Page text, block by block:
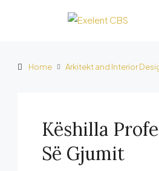
Home Arkitekt and Interior
Këshilla
Së Gjumit